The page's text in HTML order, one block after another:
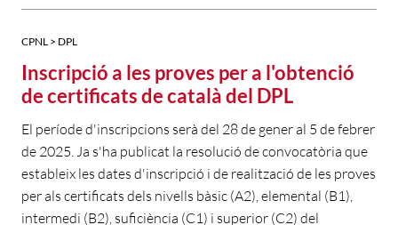
CPNL > DPL
Inscripció a les proves per a l'obtenció
de certificats de català del DPL
El període d'inscripcions serà del 28 de gener al 5 de febrer
de 2025. Ja s'ha publicat la resolució de convocatòria que
estableix les dates d'inscripció i de realització de les proves
per als certificats dels nivells bàsic (A2), elemental (B1),
intermedi (B2), suficiència (C1) i superior (C2) del